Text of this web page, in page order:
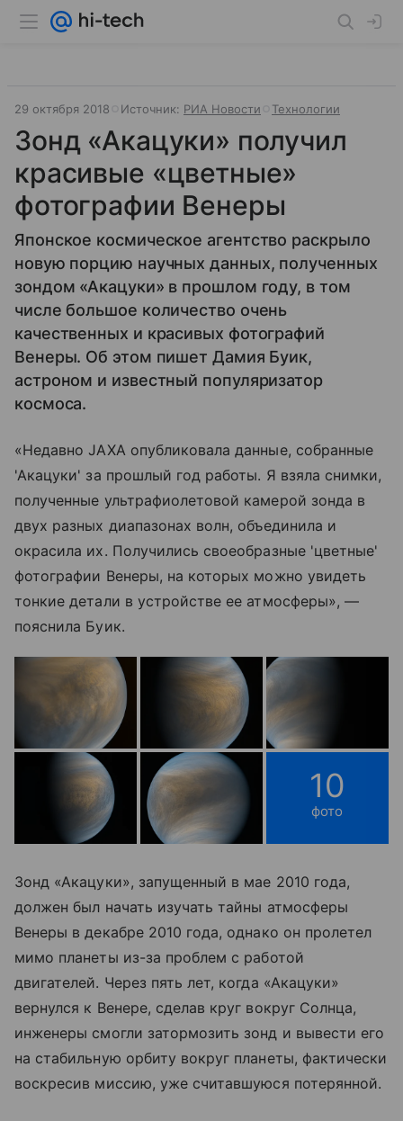
29 октября 2018 Источник: РИА Новости Технологии
Зонд «Акацуки» получил
красивые «цветные»
фотографии Венеры
Японское космическое агентство раскрыло
новую порцию научных данных, полученных
зондом «Акацуки» в прошлом году, в том
числе большое количество очень
качественных и красивых фотографий
Венеры. Об этом пишет Дамия Буик,
астроном и известный популяризатор
космоса.
«Недавно JAXA опубликовала данные, собранные
'Акацуки' за прошлый год работы. Я взяла снимки,
полученные ультрафиолетовой камерой зонда в
двух разных диапазонах волн, объединила и
окрасила их. Получились своеобразные 'цветные'
фотографии Венеры, на которых можно увидеть
тонкие детали в устройстве ее атмосферы», —
пояснила Буик.
10
фото
Зонд «Акацуки», запущенный в мае 2010 года,
должен был начать изучать тайны атмосферы
Венеры в декабре 2010 года, однако он пролетел
мимо планеты из-за проблем с работой
двигателей. Через пять лет, когда «Акацуки»
вернулся к Венере, сделав круг вокруг Солнца,
инженеры смогли затормозить зонд и вывести его
на стабильную орбиту вокруг планеты, фактически
воскресив миссию, уже считавшуюся потерянной.